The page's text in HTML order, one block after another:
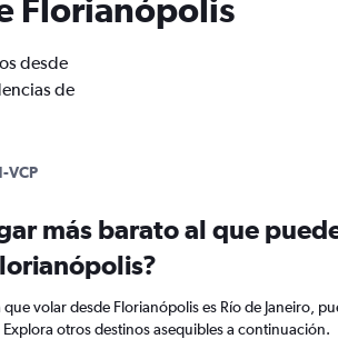
Florianópolis
desde
de
VCP
más barato al que
que volar desde Florianópolis es Río de Janeiro,
otros destinos asequibles a continuación.